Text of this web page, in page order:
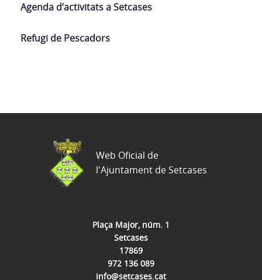
Agenda d’activitats a Setcases
Refugi de Pescadors
Plaça Major, núm. 1
Setcases
17869
972 136 089
info@setcases.cat
Web Oficial de
l'Ajuntament de Setcases